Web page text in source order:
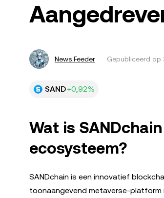
News Feeder Gepubliceerd op
SAND+0,92%
Wat is
ecosysteem?
SANDchain is een innovatief
toonaangevend metaverse-platform